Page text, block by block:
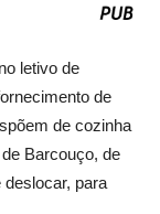
letivo de
de
de cozinha
Barcouço, de
para